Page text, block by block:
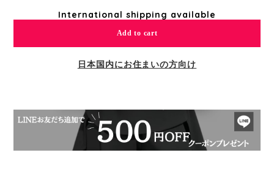
International shipping available
Add to cart
日本国内にお住まいの方向け